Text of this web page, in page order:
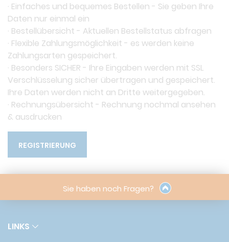
· Einfaches und bequemes Bestellen - Sie geben Ihre
Daten nur einmal ein
· Bestellübersicht - Aktuellen Bestellstatus abfragen
· Flexible Zahlungsmöglichkeit - es werden keine
Zahlungsarten gespeichert.
· Besonders SICHER - Ihre Eingaben werden mit SSL
Verschlüsselung sicher übertragen und gespeichert.
Ihre Daten werden nicht an Dritte weitergegeben.
· Rechnungsübersicht - Rechnung nochmal ansehen
& ausdrucken
REGISTRIERUNG
Sie haben noch Fragen?
LINKS